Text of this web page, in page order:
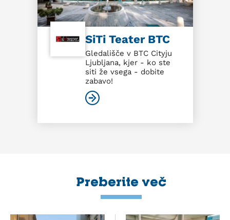
SiTi Teater BTC
Gledališče v BTC Cityju
Ljubljana, kjer - ko ste
siti že vsega - dobite
zabavo!
Preberite več